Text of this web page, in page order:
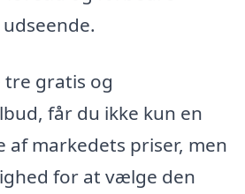
tre gratis og
får du ikke kun en
af markedets priser, men
for at vælge den